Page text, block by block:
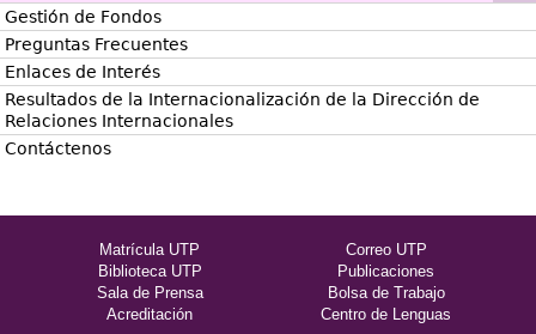
Gestión de Fondos
Preguntas Frecuentes
Enlaces de Interés
Resultados de la Internacionalización de la Dirección de
Relaciones Internacionales
Contáctenos
Matrícula UTP
Correo UTP
Biblioteca UTP
Publicaciones
Sala de Prensa
Bolsa de Trabajo
Acreditación
Centro de Lenguas